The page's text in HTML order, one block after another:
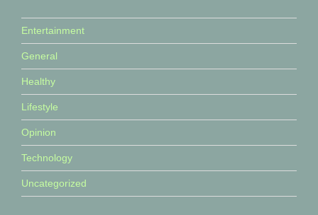
Entertainment
General
Healthy
Lifestyle
Opinion
Technology
Uncategorized